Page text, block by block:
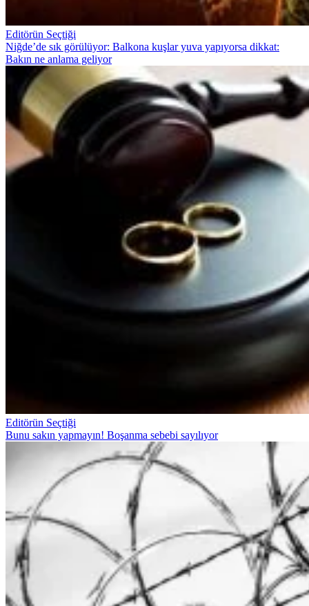
Editörün Seçtiği
Niğde’de sık görülüyor: Balkona kuşlar yuva yapıyorsa dikkat:
Bakın ne anlama geliyor
Editörün Seçtiği
Bunu sakın yapmayın! Boşanma sebebi sayılıyor